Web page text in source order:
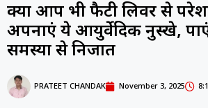
क्या आप भी फैटी लिवर से
अपनाएं ये आयुर्वेदिक नुस्खे,
समस्या से निजात
PRATEET CHANDAK November 3, 2025